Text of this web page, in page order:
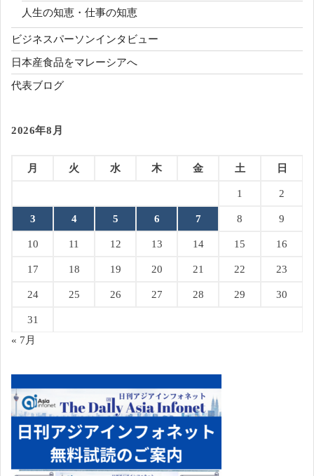
人生の知恵・仕事の知恵
ビジネスパーソンインタビュー
日本産食品をマレーシアへ
代表ブログ
2026年8月
月 火 水 木 金 土 日
1 2
3 4 5 6 7 8 9
10 11 12 13 14 15 16
17 18 19 20 21 22 23
24 25 26 27 28 29 30
31
« 7月